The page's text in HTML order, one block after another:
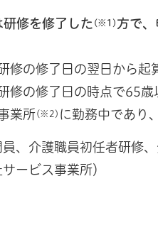
修を修了した (※1) 方で
の修了日の翌日から起
の修了日の時点で65歳
業所(※2) に勤務中であり
、介護職員初任者研修
ービス事業所）